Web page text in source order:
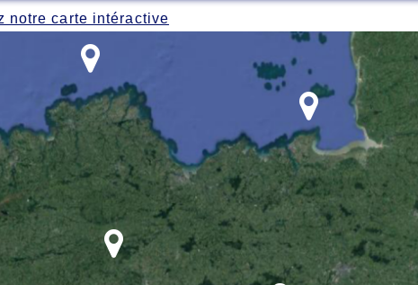
notre carte intéractive
la Grande Guerre